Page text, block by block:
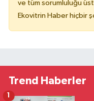
ve tüm sorumluluğu
Ekovitrin Haber hiçbir
Trend Haberler